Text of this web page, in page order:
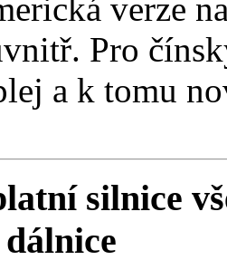
verze
Pro
a k tomu
silnice